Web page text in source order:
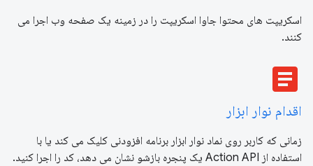
اسکریپت های محتوا جاوا اسکریپت را در زمینه یک صفحه وب اجرا می
کنند.
article
اقدام نوار ابزار
زمانی که کاربر روی نماد نوار ابزار برنامه افزودنی کلیک می کند یا با
استفاده از Action API یک پنجره بازشو نشان می دهد، کد را اجرا کنید.